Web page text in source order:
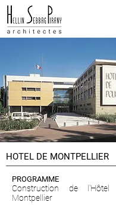
HOTEL DE MONTPELLIER
PROGRAMME
Construction de
Montpellier